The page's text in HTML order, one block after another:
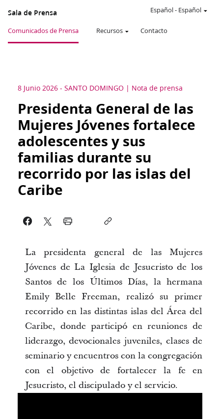
Sala de Prensa
Comunicados de Prensa Recursos Contacto
Español- Español
8 Junio 2026 - SANTO DOMINGO Nota de prensa
Presidenta General de las
Mujeres Jóvenes fortalece
adolescentes y sus
familias durante su
recorrido por las islas del
Caribe
La presidenta general de las Mujeres
Jóvenes de La Iglesia de Jesucristo de los
Santos de los Últimos Días, la hermana
Emily Belle Freeman, realizó su primer
recorrido en las distintas islas del Área del
Caribe, donde participó en reuniones de
liderazgo, devocionales juveniles, clases de
seminario y encuentros con la congregación
con el objetivo de fortalecer la fe en
Jesucristo, el discipulado y el servicio.